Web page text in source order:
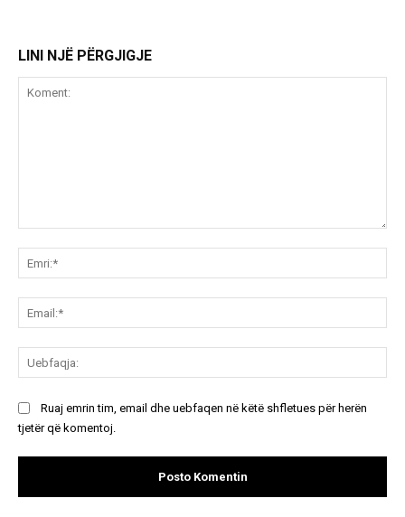
LINI NJË PËRGJIGJE
Ruaj emrin tim, email dhe uebfaqen në këtë shfletues për herën
tjetër që komentoj.